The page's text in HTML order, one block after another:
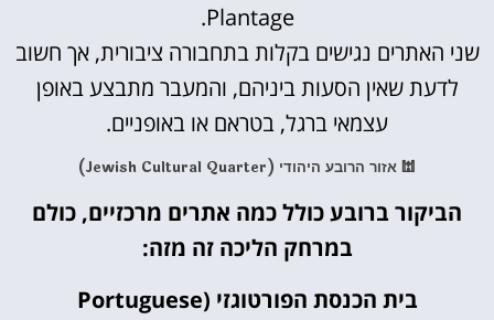
Plantage.
שני האתרים נגישים בקלות בתחבורה ציבורית, אך חשוב
לדעת שאין הסעות ביניהם, והמעבר מתבצע באופן
עצמאי ברגל, בטראם או באופניים.
🕍 אזור הרובע היהודי (Jewish Cultural Quarter)
הביקור ברובע כולל כמה אתרים מרכזיים, כולם
במרחק הליכה זה מזה:
בית הכנסת הפורטוגזי (Portuguese